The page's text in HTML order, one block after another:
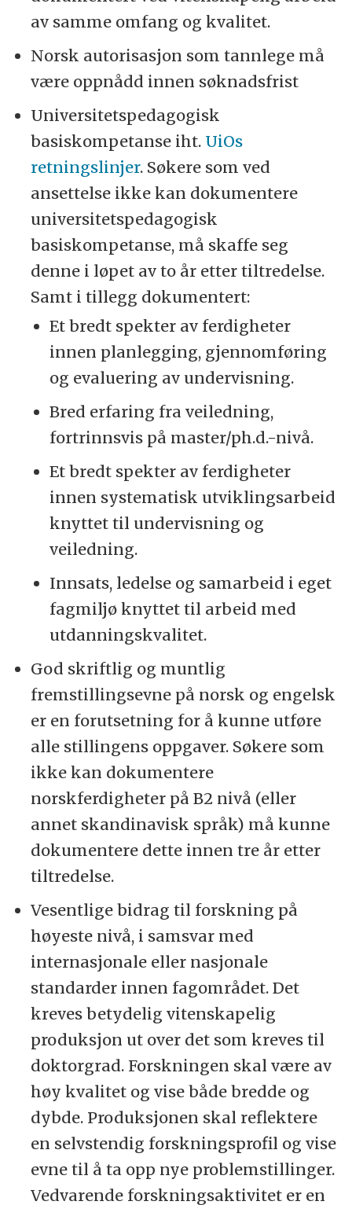
av samme omfang og kvalitet.
Norsk autorisasjon som tannlege må
være oppnådd innen søknadsfrist
Universitetspedagogisk
basiskompetanse iht. UiOs
retningslinjer. Søkere som ved
ansettelse ikke kan dokumentere
universitetspedagogisk
basiskompetanse, må skaffe seg
denne i løpet av to år etter tiltredelse.
Samt i tillegg dokumentert:
Et bredt spekter av ferdigheter
innen planlegging, gjennomføring
og evaluering av undervisning.
Bred erfaring fra veiledning,
fortrinnsvis på master/ph.d.-nivå.
Et bredt spekter av ferdigheter
innen systematisk utviklingsarbeid
knyttet til undervisning og
veiledning.
Innsats, ledelse og samarbeid i eget
fagmiljø knyttet til arbeid med
utdanningskvalitet.
God skriftlig og muntlig
fremstillingsevne på norsk og engelsk
er en forutsetning for å kunne utføre
alle stillingens oppgaver. Søkere som
ikke kan dokumentere
norskferdigheter på B2 nivå (eller
annet skandinavisk språk) må kunne
dokumentere dette innen tre år etter
tiltredelse.
Vesentlige bidrag til forskning på
høyeste nivå, i samsvar med
internasjonale eller nasjonale
standarder innen fagområdet. Det
kreves betydelig vitenskapelig
produksjon ut over det som kreves til
doktorgrad. Forskningen skal være av
høy kvalitet og vise både bredde og
dybde. Produksjonen skal reflektere
en selvstendig forskningsprofil og vise
evne til å ta opp nye problemstillinger.
Vedvarende forskningsaktivitet er en